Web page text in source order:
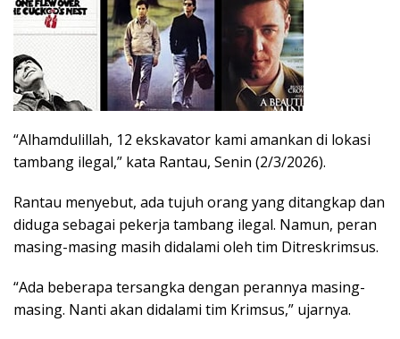
“Alhamdulillah, 12 ekskavator kami amankan di lokasi
tambang ilegal,” kata Rantau, Senin (2/3/2026).
Rantau menyebut, ada tujuh orang yang ditangkap dan
diduga sebagai pekerja tambang ilegal. Namun, peran
masing-masing masih didalami oleh tim Ditreskrimsus.
“Ada beberapa tersangka dengan perannya masing-
masing. Nanti akan didalami tim Krimsus,” ujarnya.